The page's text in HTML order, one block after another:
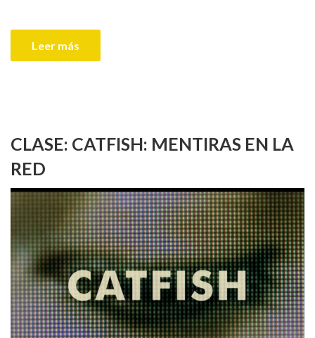
Leer más
CLASE: CATFISH: MENTIRAS EN LA
RED